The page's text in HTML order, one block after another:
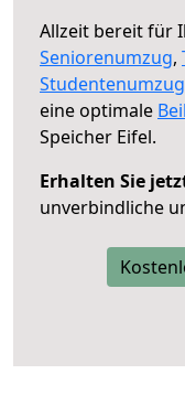
Allzeit bereit für
Seniorenumzug,
Studentenumzug
eine optimale
Speicher Eifel.
Erhalten Sie
unverbindliche